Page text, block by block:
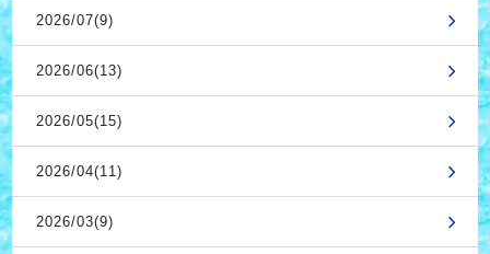
2026/07(9)
2026/06(13)
2026/05(15)
2026/04(11)
2026/03(9)